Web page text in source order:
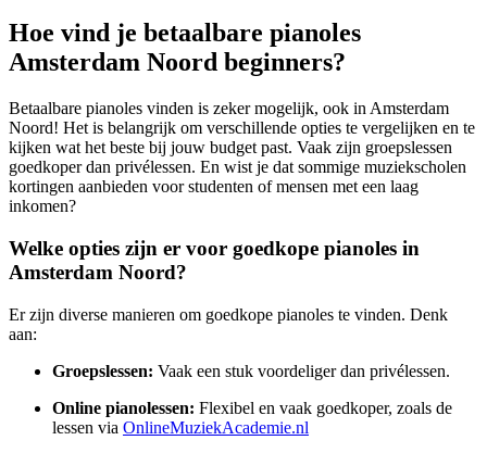
Hoe vind je betaalbare pianoles
Amsterdam Noord beginners?
Betaalbare pianoles vinden is zeker mogelijk, ook in Amsterdam
Noord! Het is belangrijk om verschillende opties te vergelijken en te
kijken wat het beste bij jouw budget past. Vaak zijn groepslessen
goedkoper dan privélessen. En wist je dat sommige muziekscholen
kortingen aanbieden voor studenten of mensen met een laag
inkomen?
Welke opties zijn er voor goedkope pianoles in
Amsterdam Noord?
Er zijn diverse manieren om goedkope pianoles te vinden. Denk
aan:
Groepslessen: Vaak een stuk voordeliger dan privélessen.
Online pianolessen: Flexibel en vaak goedkoper, zoals de
lessen via OnlineMuziekAcademie.nl